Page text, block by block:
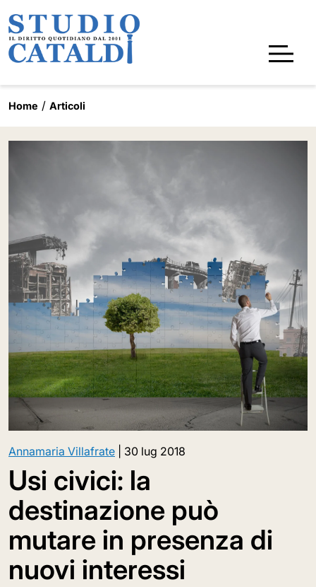
Home Articoli
Annamaria Villafrate 30 lug 2018
Usi civici: la
destinazione può
mutare in presenza di
nuovi interessi